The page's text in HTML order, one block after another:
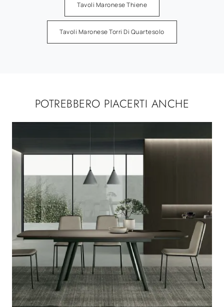
Tavoli Maronese Thiene
Tavoli Maronese Torri Di Quartesolo
POTREBBERO PIACERTI ANCHE